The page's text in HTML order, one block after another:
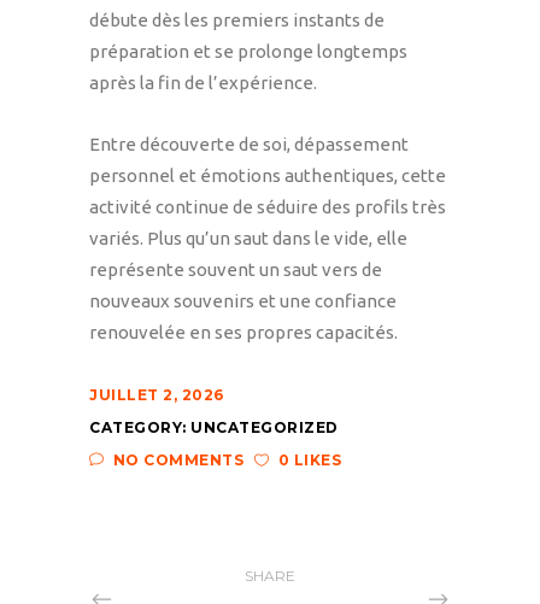
débute dès les premiers instants de
préparation et se prolonge longtemps
après la fin de l’expérience.
Entre découverte de soi, dépassement
personnel et émotions authentiques, cette
activité continue de séduire des profils très
variés. Plus qu’un saut dans le vide, elle
représente souvent un saut vers de
nouveaux souvenirs et une confiance
renouvelée en ses propres capacités.
JUILLET 2, 2026
CATEGORY: UNCATEGORIZED
NO COMMENTS
0 LIKES
SHARE